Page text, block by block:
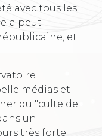
avec tous les
peut
et
médias et
du "culte de
un
très forte"